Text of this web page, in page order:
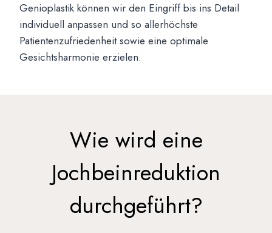
Genioplastik können wir den Eingriff bis ins Detail
individuell anpassen und so allerhöchste
Patientenzufriedenheit sowie eine optimale
Gesichtsharmonie erzielen.
Wie wird eine
Jochbeinreduktion
durchgeführt?